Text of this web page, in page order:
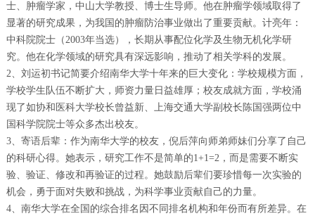
士、肿瘤学家，中山大学教授、博士生导师。他在肿瘤学领域取得了
显著的研究成果，为我国的肿瘤防治事业做出了重要贡献。计亮年：
中科院院士（2003年当选），长期从事配位化学及生物无机化学研
究。他在化学领域的研究具有深远影响，推动了相关学科的发展。
2、刘运初书记简要介绍南华大学十年来的巨大变化：学校规模方面，
学校学生队伍不断扩大，师资力量日益雄厚；校友成就方面，学校涌
现了如协和医科大学校长曾益新、上海交通大学副校长陈国强两位中
国科学院院士等众多杰出校友。
3、寄语后辈：作为南华大学的校友，倪后萍向师弟师妹们分享了自己
的科研心得。她表示，研究工作不是简单的1+1=2，而是需要不断实
验、验证、修改和再验证的过程。她鼓励后辈们要珍惜每一次实验的
机会，勇于面对失败和挑战，为科学事业贡献自己的力量。
4、南华大学在全国的综合排名因不同排名机构和年份而有所差异。在